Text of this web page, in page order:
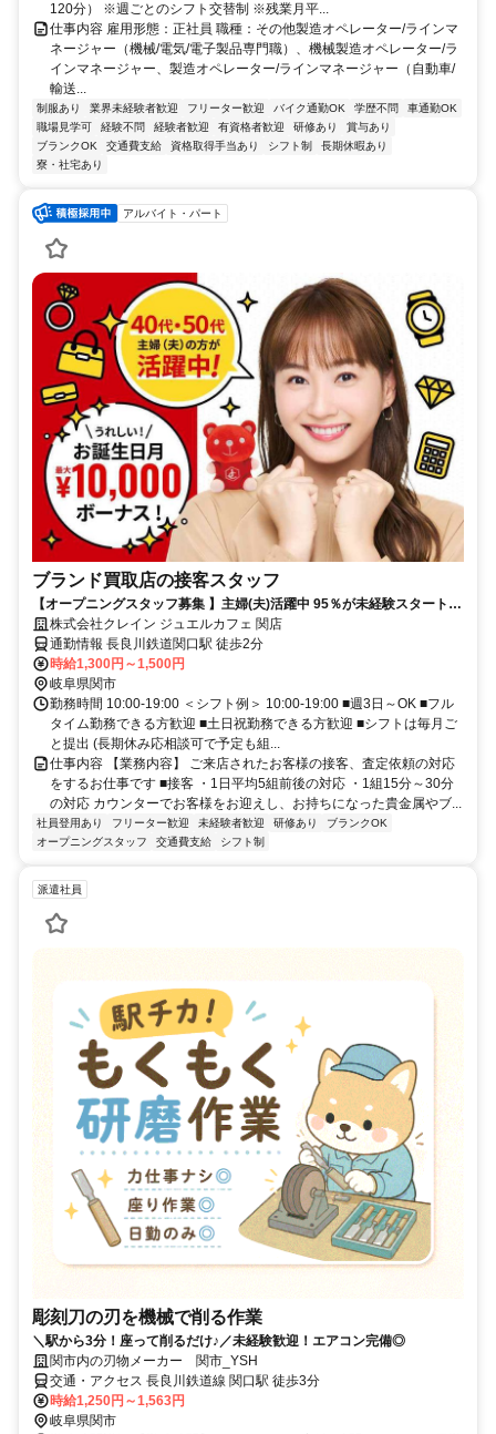
120分） ※週ごとのシフト交替制 ※残業月平...
仕事内容 雇用形態：正社員 職種：その他製造オペレーター/ラインマ
ネージャー（機械/電気/電子製品専門職）、機械製造オペレーター/ラ
インマネージャー、製造オペレーター/ラインマネージャー（自動車/
輸送...
制服あり 業界未経験者歓迎 フリーター歓迎 バイク通勤OK 学歴不問
車通勤OK
職場見学可
経験不問 経験者歓迎 有資格者歓迎 研修あり
賞与あり
ブランクOK
交通費支給 資格取得手当あり シフト制
長期休暇あり
寮・社宅あり
アルバイト・パート
ブランド買取店の接客スタッフ
【オープニングスタッフ募集 】主婦(夫)活躍中 95％が未経験スタート
座って接客 フルタイム大歓迎 データ入力あり
株式会社クレイン ジュエルカフェ 関店
通勤情報 長良川鉄道関口駅 徒歩2分
時給1,300円～1,500円
岐阜県関市
勤務時間 10:00-19:00 ＜シフト例＞ 10:00-19:00 ■週3日～OK ■フル
タイム勤務できる方歓迎 ■土日祝勤務できる方歓迎 ■シフトは毎月ご
と提出 (長期休み応相談可で予定も組...
仕事内容 【業務内容】 ご来店されたお客様の接客、査定依頼の対応
をするお仕事です ■接客 ・1日平均5組前後の対応 ・1組15分～30分
の対応 カウンターでお客様をお迎えし、お持ちになった貴金属やブ...
社員登用あり フリーター歓迎 未経験者歓迎 研修あり
ブランクOK
オープニングスタッフ
交通費支給 シフト制
派遣社員
彫刻刀の刃を機械で削る作業
＼駅から3分！座って削るだけ♪／未経験歓迎！エアコン完備◎
関市内の刃物メーカー 関市_YSH
交通・アクセス 長良川鉄道線 関口駅 徒歩3分
時給1,250円～1,563円
岐阜県関市